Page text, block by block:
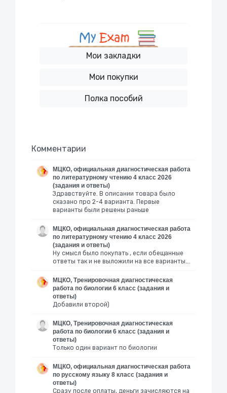
Мои закладки
Мои покупки
Полка пособий
Комментарии
МЦКО, официальная диагностическая работа
по литературному чтению 4 класс 2026
(задания и ответы)
Здравствуйте. В описании товара было
сказано про 2-4 варианта. Первые
варианты были решены раньше
МЦКО, официальная диагностическая работа
по литературному чтению 4 класс 2026
(задания и ответы)
Ну смысл было покупать , если обещанные
ответы так и не выложили на все варианты….
МЦКО, Тренировочная диагностическая
работа по биологии 6 класс (задания и
ответы)
Добавили второй)
МЦКО, Тренировочная диагностическая
работа по биологии 6 класс (задания и
ответы)
Только один вариант по биологии
МЦКО, официальная диагностическая работа
по русскому языку 8 класс (задания и
ответы)
Сразу после оплаты, деньги зачисляются на